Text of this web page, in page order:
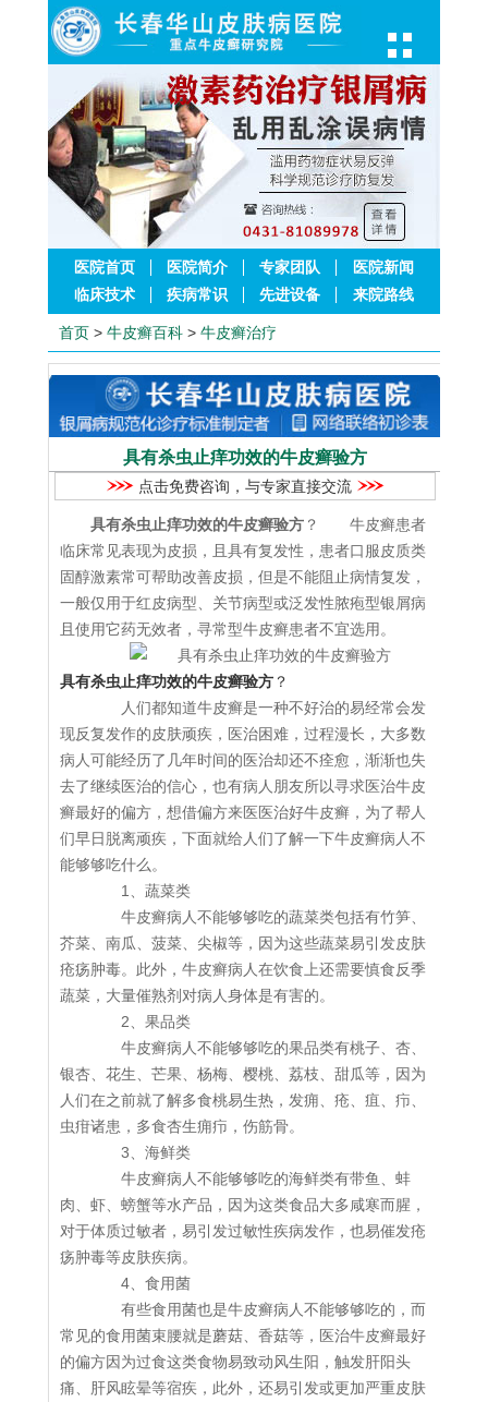
医院首页 医院简介 专家团队
医院新闻
临床技术
疾病常识 先进设备 来院路线
首页 > 牛皮癣百科 > 牛皮癣治疗
具有杀虫止痒功效的牛皮癣验方
点击免费咨询，与专家直接交流
具有杀虫止痒功效的牛皮癣验方 ？ 牛皮癣患者
临床常见表现为皮损，且具有复发性，患者口服皮质类
固醇激素常可帮助改善皮损，但是不能阻止病情复发，
一般仅用于红皮病型、关节病型或泛发性脓疱型银屑病
且使用它药无效者，寻常型牛皮癣患者不宜选用。
具有杀虫止痒功效的牛皮癣验方 ？
人们都知道牛皮癣是一种不好治的易经常会发
现反复发作的皮肤顽疾，医治困难，过程漫长，大多数
病人可能经历了几年时间的医治却还不痊愈，渐渐也失
去了继续医治的信心，也有病人朋友所以寻求医治牛皮
癣最好的偏方，想借偏方来医医治好牛皮癣，为了帮人
们早日脱离顽疾，下面就给人们了解一下牛皮癣病人不
能够够吃什么。
1、蔬菜类
牛皮癣病人不能够够吃的蔬菜类包括有竹笋、
芥菜、南瓜、菠菜、尖椒等，因为这些蔬菜易引发皮肤
疮疡肿毒。此外，牛皮癣病人在饮食上还需要慎食反季
蔬菜，大量催熟剂对病人身体是有害的。
2、果品类
牛皮癣病人不能够够吃的果品类有桃子、杏、
银杏、花生、芒果、杨梅、樱桃、荔枝、甜瓜等，因为
人们在之前就了解多食桃易生热，发痈、疮、疽、疖、
虫疳诸患，多食杏生痈疖，伤筋骨。
3、海鲜类
牛皮癣病人不能够够吃的海鲜类有带鱼、蚌
肉、虾、螃蟹等水产品，因为这类食品大多咸寒而腥，
对于体质过敏者，易引发过敏性疾病发作，也易催发疮
疡肿毒等皮肤疾病。
4、食用菌
有些食用菌也是牛皮癣病人不能够够吃的，而
常见的食用菌束腰就是蘑菇、香菇等，医治牛皮癣最好
的偏方因为过食这类食物易致动风生阳，触发肝阳头
痛、肝风眩晕等宿疾，此外，还易引发或更加严重皮肤